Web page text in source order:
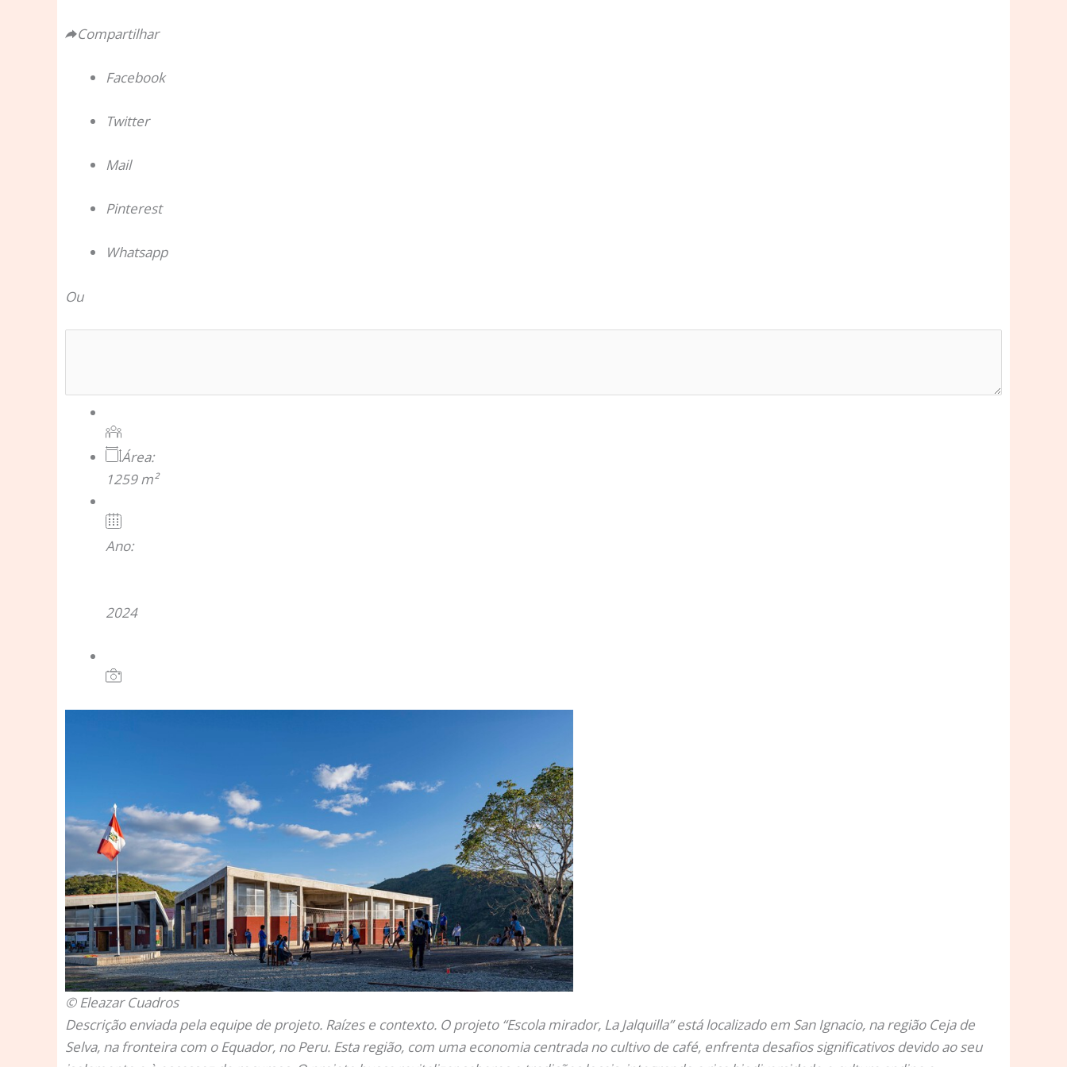
Compartilhar
Facebook
Twitter
Mail
Pinterest
Whatsapp
Ou
Área:
1259 m²
Ano:
2024
© Eleazar Cuadros
Descrição enviada pela equipe de projeto. Raízes e contexto. O projeto “Escola mirador, La Jalquilla” está localizado em San Ignacio, na região Ceja de
Selva, na fronteira com o Equador, no Peru. Esta região, com uma economia centrada no cultivo de café, enfrenta desafios significativos devido ao seu